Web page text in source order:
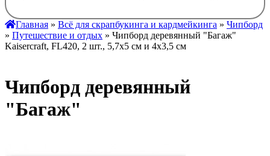
Главная » Всё для скрапбукинга и кардмейкинга » Чипборд
» Путешествие и отдых » Чипборд деревянный "Багаж"
Kaisercraft, FL420, 2 шт., 5,7х5 см и 4х3,5 см
Чипборд деревянный
"Багаж"